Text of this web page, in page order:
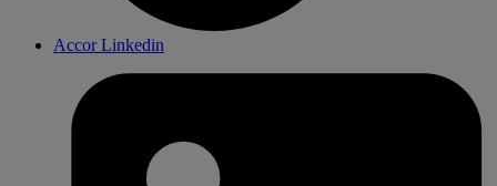
Accor Linkedin